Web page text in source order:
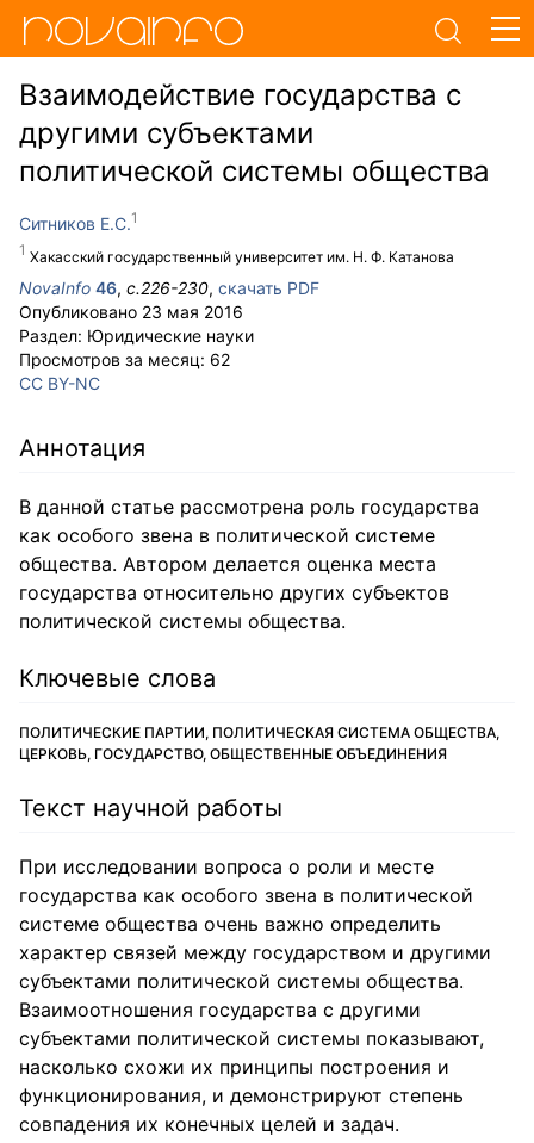
Взаимодействие государства с
другими субъектами
политической системы общества
Ситников Е.С.
Хакасский государственный университет им. Н. Ф. Катанова
NovaInfo 46, с.226-230, скачать PDF
Опубликовано 23 мая 2016
Раздел: Юридические науки
Просмотров за месяц: 62
CC BY-NC
Аннотация
В данной статье рассмотрена роль государства
как особого звена в политической системе
общества. Автором делается оценка места
государства относительно других субъектов
политической системы общества.
Ключевые слова
ПОЛИТИЧЕСКИЕ ПАРТИИ, ПОЛИТИЧЕСКАЯ СИСТЕМА ОБЩЕСТВА,
ЦЕРКОВЬ, ГОСУДАРСТВО, ОБЩЕСТВЕННЫЕ ОБЪЕДИНЕНИЯ
Текст научной работы
При исследовании вопроса о роли и месте
государства как особого звена в политической
системе общества очень важно определить
характер связей между государством и другими
субъектами политической системы общества.
Взаимоотношения государства с другими
субъектами политической системы показывают,
насколько схожи их принципы построения и
функционирования, и демонстрируют степень
совпадения их конечных целей и задач.